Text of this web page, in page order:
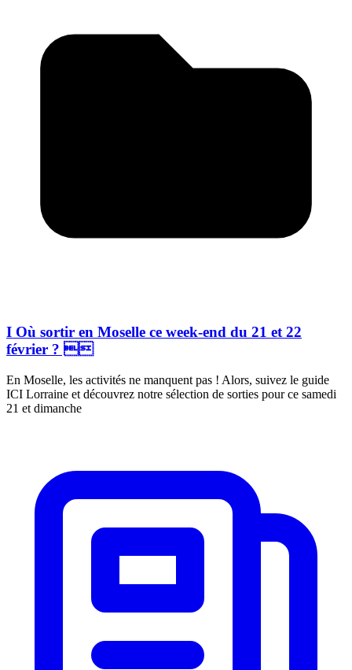
I Où sortir en Moselle ce week-end du 21 et 22
février ? 
En Moselle, les activités ne manquent pas ! Alors, suivez le guide
ICI Lorraine et découvrez notre sélection de sorties pour ce samedi
21 et dimanche